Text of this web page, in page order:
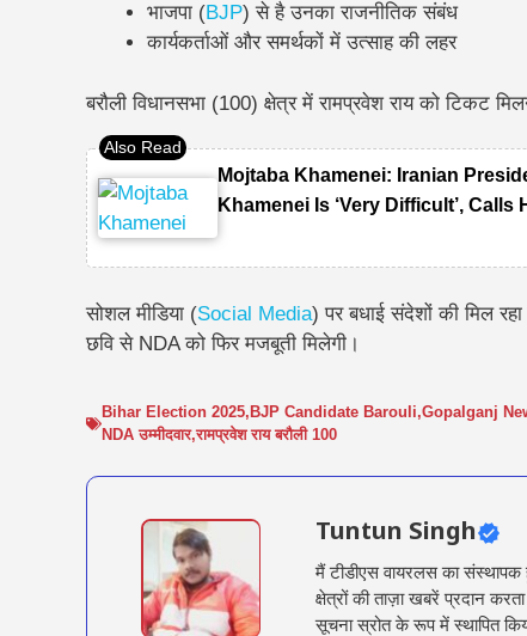
भाजपा (BJP) से है उनका राजनीतिक संबंध
कार्यकर्ताओं और समर्थकों में उत्साह की लहर
बरौली विधानसभा (100) क्षेत्र में रामप्रवेश राय को टिकट
Mojtaba Khamenei: Iranian
Khamenei Is ‘Very Difficult’,
सोशल मीडिया (Social Media) पर बधाई संदेशों की मिल
छवि से NDA को फिर मजबूती मिलेगी।
Bihar Election 2025, BJP Candidate Barouli,Gopalganj
NDA उम्मीदवार,रामप्रवेश राय बरौली 100
Tuntun Singh
मैं टीडीएस वायरलस का
क्षेत्रों की ताज़ा खबरें प्रदान
सूचना स्रोत के रूप में स्थापित